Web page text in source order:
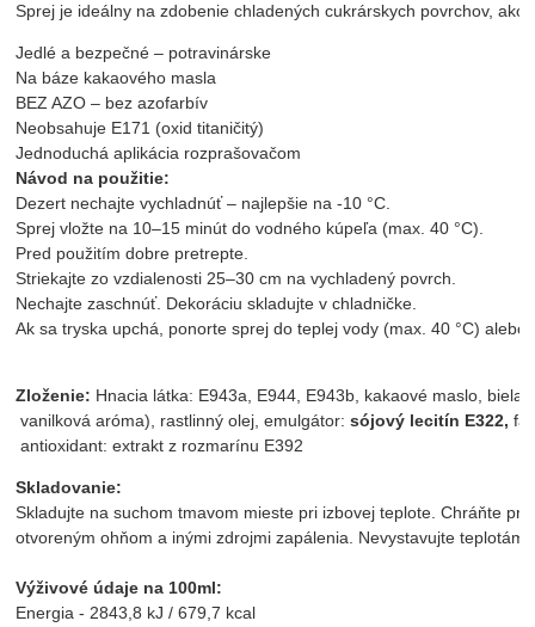
Sprej je ideálny na zdobenie chladených cukrárskych povrchov,
Jedlé a bezpečné – potravinárske
Na báze kakaového masla
BEZ AZO – bez azofarbív
Neobsahuje E171 (oxid titaničitý)
Návod na použitie:
Dezert nechajte vychladnúť – najlepšie na -10 °C.
Sprej vložte na 10–15 minút do vodného kúpeľa (max. 40 °C).
Pred použitím dobre pretrepte.
Striekajte zo vzdialenosti 25–30 cm na vychladený povrch.
Nechajte zaschnúť. Dekoráciu skladujte v chladničke.
Ak sa tryska upchá, ponorte sprej do teplej vody (max. 40 °C)
Zloženie: Hnacia látka: E943a, E944, E943b, kakaové maslo,
vanilková aróma), rastlinný olej, emulgátor: sójový lecitín E322,
antioxidant: extrakt z rozmarínu E392
Skladovanie:
Skladujte na suchom tmavom mieste pri izbovej teplote. Chráňte
otvoreným ohňom a inými zdrojmi zapálenia. Nevystavujte teplotám
Výživové údaje na 100ml:
Energia - 2843,8 kJ / 679,7 kcal